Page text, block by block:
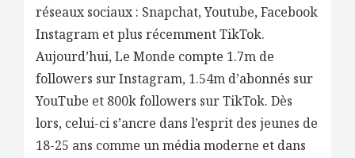
réseaux sociaux : Snapchat, Youtube, Facebook
Instagram et plus récemment TikTok.
Aujourd’hui, Le Monde compte 1.7m de
followers sur Instagram, 1.54m d’abonnés sur
YouTube et 800k followers sur TikTok. Dès
lors, celui-ci s’ancre dans l’esprit des jeunes de
18-25 ans comme un média moderne et dans